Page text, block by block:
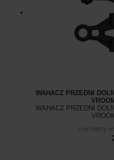
WAHACZ PRZEDNI
WAHACZ PRZEDNI
Elementy